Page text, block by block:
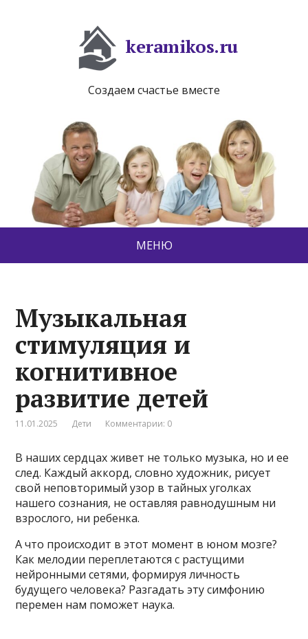
keramikos.ru
Создаем счастье вместе
МЕНЮ
Музыкальная
стимуляция и
когнитивное
развитие детей
11.01.2025 Дети Комментарии: 0
В наших сердцах живет не только музыка, но и ее
след. Каждый аккорд, словно художник, рисует
свой неповторимый узор в тайных уголках
нашего сознания, не оставляя равнодушным ни
взрослого, ни ребенка.
А что происходит в этот момент в юном мозге?
Как мелодии переплетаются с растущими
нейронными сетями, формируя личность
будущего человека? Разгадать эту симфонию
перемен нам поможет наука.